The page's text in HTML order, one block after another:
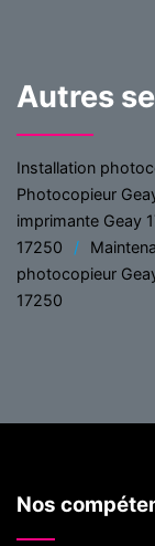
Autres
Installation
Photocopieur
imprimante Geay
17250
photocopieur
17250
Nos